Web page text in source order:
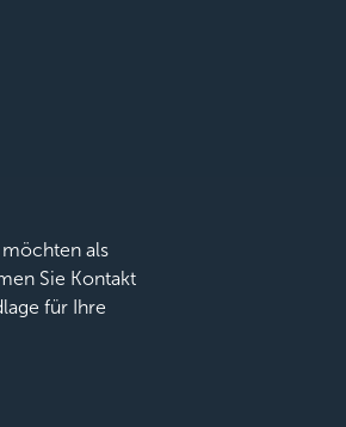
als
Sie Kontakt
für Ihre